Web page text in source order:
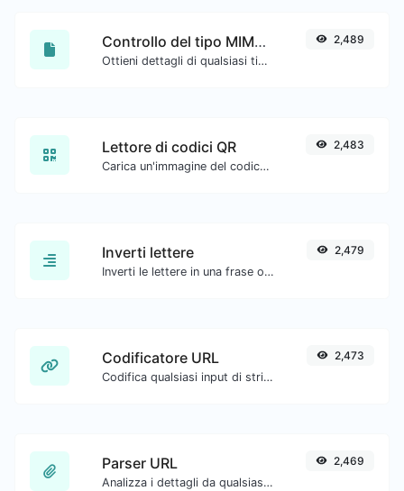
Controllo del tipo MIME del file
Ottieni dettagli di qualsiasi tipo di file, come il tipo mime o la data dell'ultima modifica.
2,489
Lettore di codici QR
Carica un'immagine del codice QR ed estrai i dati da essa.
2,483
Inverti lettere
Inverti le lettere in una frase o paragrafo con facilità.
2,479
Codificatore URL
Codifica qualsiasi input di stringa nel formato URL.
2,473
Parser URL
Analizza i dettagli da qualsiasi URL.
2,469